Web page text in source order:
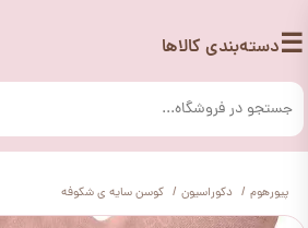
☰دسته‌بندی کالاها
پیورهوم دکوراسیون کوسن سایه ی شکوفه